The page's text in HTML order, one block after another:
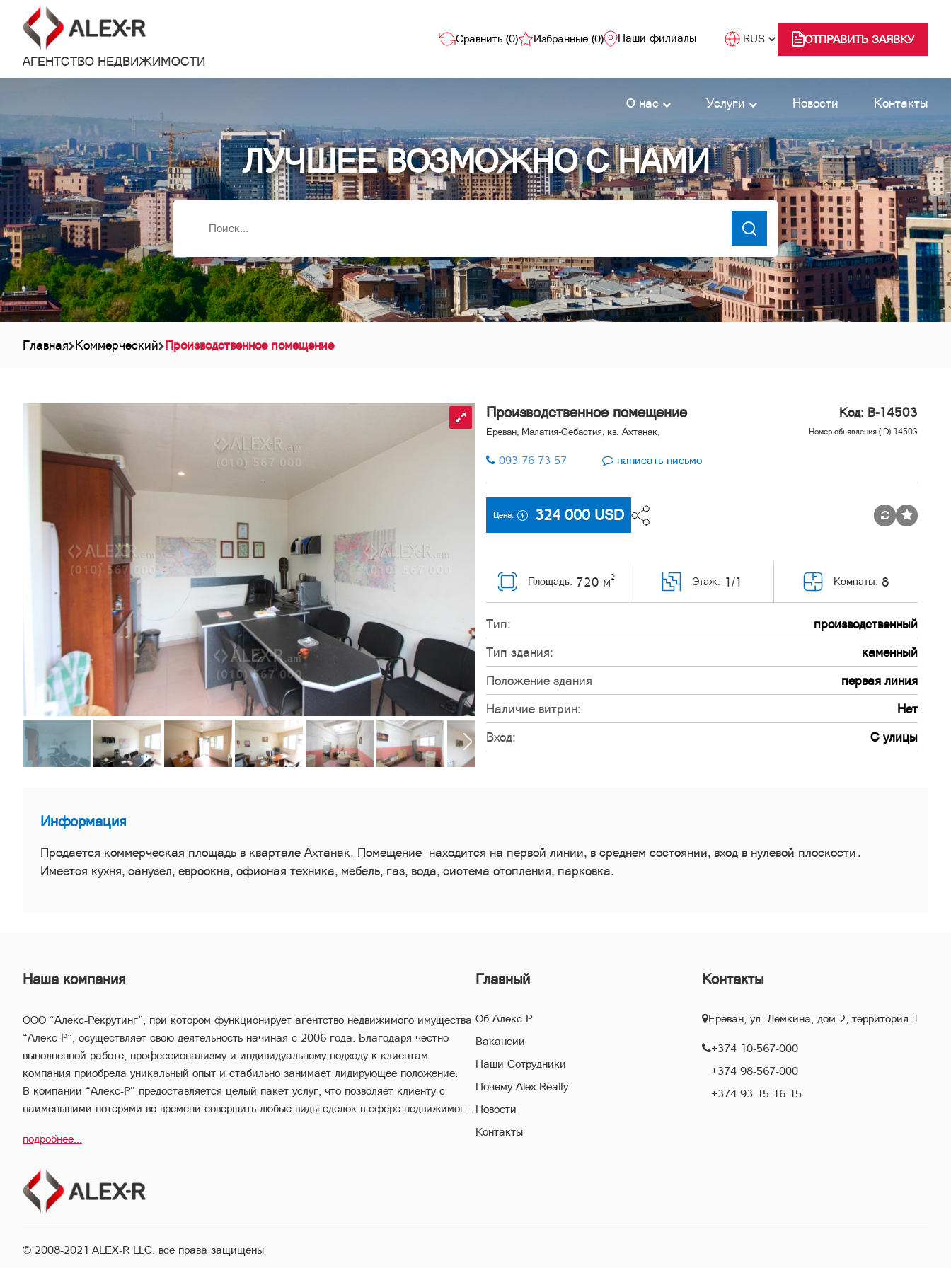
АГЕНТСТВО НЕДВИЖИМОСТИ
Сравнить (0) Избранные (0) Наши филиалы ОТПРАВИТЬ ЗАЯВКУ
О нас Услуги Новости Контакты
ЛУЧШЕЕ ВОЗМОЖНО С НАМИ
Главная Коммерческий Производственное помещение
Производственное помещение Код: B-14503
Ереван, Малатия-Себастия, кв. Ахтанак, Номер обьявления (ID) 14503
093 76 73 57 написать письмо
Цена: 324 000 USD
Комнаты: 8
Площадь: 720 м2 Этаж: 1/1
Тип:
производственный
Тип здания:
каменный
Положение здания
первая линия
Наличие витрин:
Нет
Вход:
С улицы
Информация
Продается коммерческая площадь в квартале Ахтанак. Помещение находится на первой линии, в среднем состоянии, вход в нулевой плоскости․
Имеется кухня, санузел, евроокна, офисная техника, мебель, газ, вода, система отопления, парковка.
Наша компания
ООО “Алекс-Рекрутинг”, при котором функционирует агентство недвижимого имущества
“Алекс-Р”, осуществляет свою деятельность начиная с 2006 года. Благодаря честно
выполненной работе, профессионализму и индивидуальному подходу к клиентам
компания приобрела уникальный опыт и стабильно занимает лидирующее положение.
В компании “Алекс-Р” предоставляется целый пакет услуг, что позволяет клиенту с
наименьшими потерями во времени совершить любые виды сделок в сфере недвижимого
опыту, профессиональный персонал компании “Алекс-Р” поможет Вам совершить
выгодные сделки, обеспечивая конфиденциальность и избегая высоких рисков в ходе
совершения сделок и сведения их к минимуму.
Сотрудники юридического отдела “Алекс-Р” обеспечат законность ваших сделок,
подробнее...
Главный
Об Алекс-Р
Вакансии
Наши Сотрудники
Почему Alex-Realty
Новости
Контакты
Контакты
Ереван, ул. Лемкина, дом 2, территория 1
+374 10-567-000
+374 98-567-000
+374 93-15-16-15
© 2008-2021 ALEX-R LLC. все права защищены